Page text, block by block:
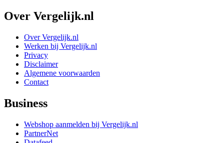
Over Vergelijk.nl
Over Vergelijk.nl
Werken bij Vergelijk.nl
Privacy
Disclaimer
Algemene voorwaarden
Contact
Business
Webshop aanmelden bij Vergelijk.nl
PartnerNet